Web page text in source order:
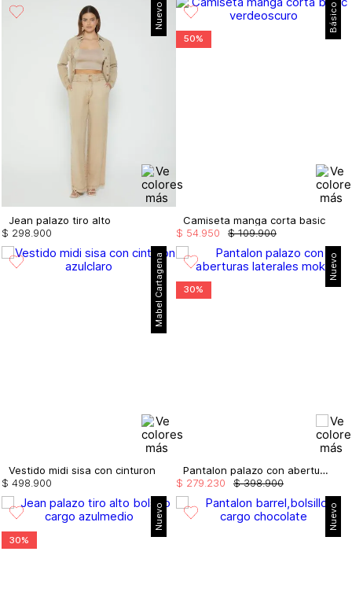
Nuevo
Jean palazo tiro alto
$ 298 900
Básico
50%
Camiseta manga corta basic
$ 109.900
$ 54 950
Mabel Cartagena
Vestido midi sisa con cinturon
$ 498.900
Nuevo
30%
Pantalon palazo con aberturas laterales
$ 398.900
$ 279.230
Nuevo
30%
Nuevo